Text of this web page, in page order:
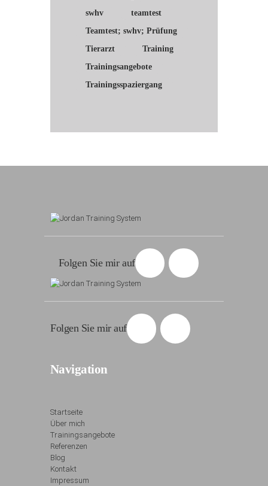
swhv
teamtest
Teamtest; swhv; Prüfung
Tierarzt
Training
Trainingsangebote
Trainingsspaziergang
Folgen Sie mir auf
Folgen Sie mir auf
Navigation
Startseite
Über mich
Trainingsangebote
Referenzen
Blog
Kontakt
Impressum